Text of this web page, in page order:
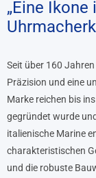
„Eine
Seit über 160
Präzision und eine
Marke reichen bis
gegründet wurde
italienische Marine
charakteristischen
und die robuste